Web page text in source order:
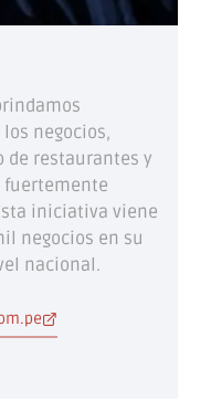
negocios,
de restaurantes y
fuertemente
iniciativa viene
negocios en su
nacional.